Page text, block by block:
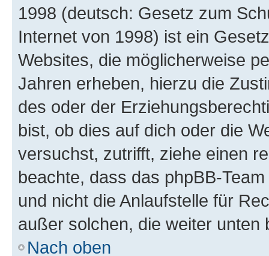
1998 (deutsch: Gesetz zum
Internet von 1998) ist ein
Websites, die möglicherweise
Jahren erheben, hierzu die
des oder der
bist, ob dies auf dich oder die
versuchst, zutrifft, ziehe einen
beachte, dass das phpBB-
und nicht die Anlaufstelle für
außer solchen, die weiter unten
Nach oben